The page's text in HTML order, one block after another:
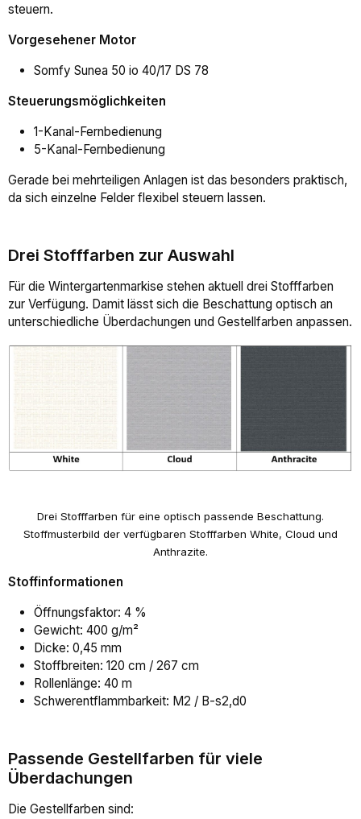
steuern.
Vorgesehener Motor
Somfy Sunea 50 io 40/17 DS 78
Steuerungsmöglichkeiten
1-Kanal-Fernbedienung
5-Kanal-Fernbedienung
Gerade bei mehrteiligen Anlagen ist das besonders praktisch,
da sich einzelne Felder flexibel steuern lassen.
Drei Stofffarben zur Auswahl
Für die Wintergartenmarkise stehen aktuell drei Stofffarben
zur Verfügung. Damit lässt sich die Beschattung optisch an
unterschiedliche Überdachungen und Gestellfarben anpassen.
Drei Stofffarben für eine optisch passende Beschattung.
Stoffmusterbild der verfügbaren Stofffarben White, Cloud und
Anthrazite.
Stoffinformationen
Öffnungsfaktor: 4 %
Gewicht: 400 g/m²
Dicke: 0,45 mm
Stoffbreiten: 120 cm / 267 cm
Rollenlänge: 40 m
Schwerentflammbarkeit: M2 / B-s2,d0
Passende Gestellfarben für viele
Überdachungen
Die Gestellfarben sind: